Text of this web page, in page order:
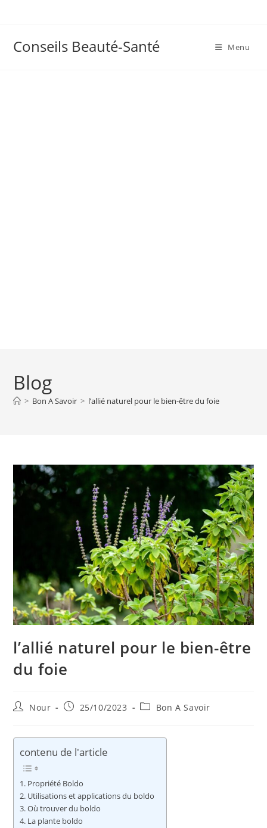
Conseils Beauté-Santé Menu
Blog
> Bon A Savoir > l’allié naturel pour le bien-être du foie
l’allié naturel pour le bien-être
du foie
Auteur/autrice
publication :
Nour
Publication
25/10/2023
PostBon A Savoir
contenu de l'article
Propriété Boldo
Utilisations et applications du boldo
Où trouver du boldo
La plante boldo